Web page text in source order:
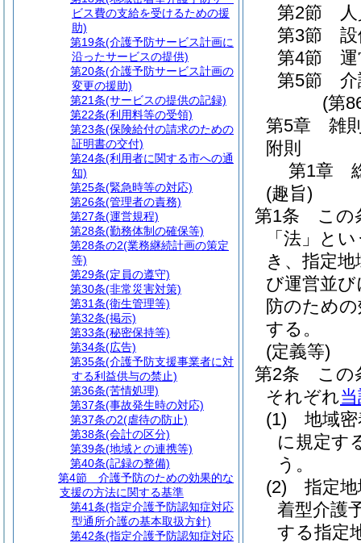
第2節
第3節
第4節
第5節
(第
第5章
雑
附則
第1章
(趣旨)
第1条
この
「法」と
き、指定
び運営並
防のため
する。
(定義等)
第2条
この
それぞれ
(1)
地域
に規定す
う。
(2)
指定
着型介護
する指定
ビス費の支給を受けるための援
助)
第19条(介護予防サービス計画に
沿ったサービスの提供)
第20条(介護予防サービス計画の
変更の援助)
第21条(サービスの提供の記録)
第22条(利用料等の受領)
第23条(保険給付の請求のための
証明書の交付)
第24条(利用者に関する市への通
知)
第25条(緊急時等の対応)
第26条(管理者の責務)
第27条(運営規程)
第28条(勤務体制の確保等)
第28条の2(業務継続計画の策定
等)
第29条(定員の遵守)
第30条(非常災害対策)
第31条(衛生管理等)
第32条(掲示)
第33条(秘密保持等)
第34条(広告)
第35条(介護予防支援事業者に対
する利益供与の禁止)
第36条(苦情処理)
第37条(事故発生時の対応)
第37条の2(虐待の防止)
第38条(会計の区分)
第39条(地域との連携等)
第40条(記録の整備)
第4節
介護予防のための効果的な
支援の方法に関する基準
第41条(指定介護予防認知症対応
型通所介護の基本取扱方針)
第42条(指定介護予防認知症対応